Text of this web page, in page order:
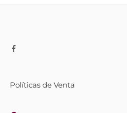
Políticas de Venta